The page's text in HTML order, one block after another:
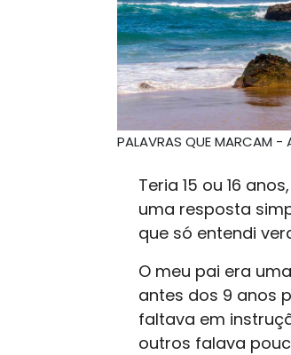
PALAVRAS QUE MARCAM -
Teria 15 ou 16
uma resposta
que só entendi
O meu pai era
antes dos 9 anos
faltava em
outros falava